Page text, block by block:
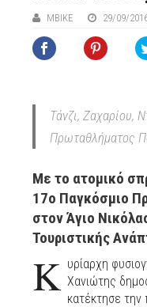
MBIKE 29/09/
Τάνζι, Ζαχαρίου,
Πρωταθλήματος
Με το ατομικό
17ο Παγκόσμιο
στον Άγιο
Τουριστικής
Κ υρίαρχη
Χανιώτης
κατέκτησε